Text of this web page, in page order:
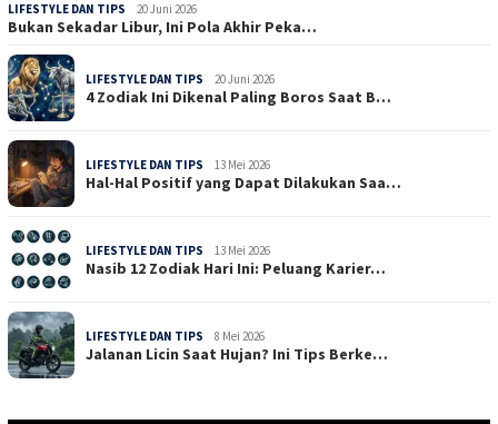
LIFESTYLE DAN TIPS 20 Juni 2026
Bukan Sekadar Libur, Ini Pola Akhir Peka…
LIFESTYLE DAN TIPS 20 Juni 2026
4 Zodiak Ini Dikenal Paling Boros Saat B…
LIFESTYLE DAN TIPS 13 Mei 2026
Hal-Hal Positif yang Dapat Dilakukan Saa…
LIFESTYLE DAN TIPS 13 Mei 2026
Nasib 12 Zodiak Hari Ini: Peluang Karier…
LIFESTYLE DAN TIPS 8 Mei 2026
Jalanan Licin Saat Hujan? Ini Tips Berke…